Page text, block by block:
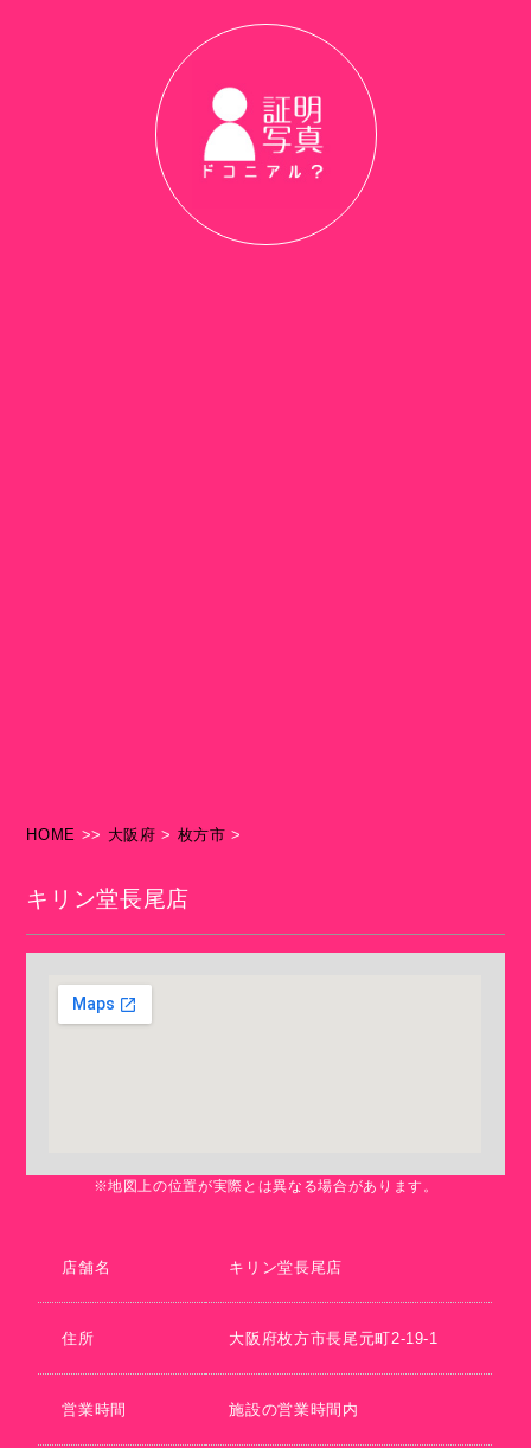
HOME >> 大阪府 > 枚方市 >
キリン堂長尾店
※地図上の位置が実際とは異なる場合があります。
店舗名 キリン堂長尾店
住所 大阪府枚方市長尾元町2-19-1
営業時間 施設の営業時間内